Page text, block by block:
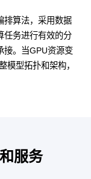
排算法，采用数据
任务进行有效的分
接。当GPU资源变
模型拓扑和架构，
服务